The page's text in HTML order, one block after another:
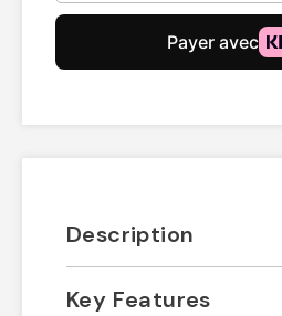
Description
Key Features